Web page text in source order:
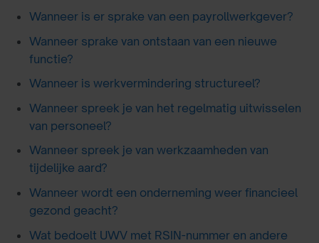
Wanneer is er sprake van een payrollwerkgever?
Wanneer sprake van ontstaan van een nieuwe
functie?
Wanneer is werkvermindering structureel?
Wanneer spreek je van het regelmatig uitwisselen
van personeel?
Wanneer spreek je van werkzaamheden van
tijdelijke aard?
Wanneer wordt een onderneming weer financieel
gezond geacht?
Wat bedoelt UWV met RSIN-nummer en andere